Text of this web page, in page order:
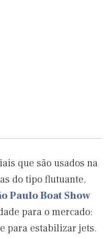
que são usados na
do tipo flutuante,
Paulo Boat Show
para o mercado:
para estabilizar jets.